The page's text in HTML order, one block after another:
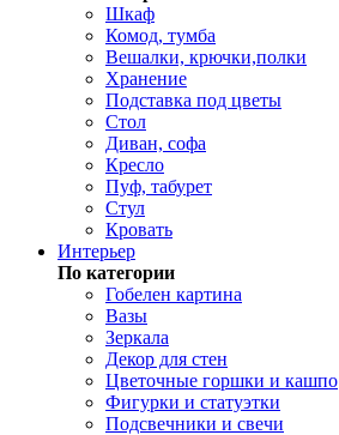
Шкаф
Комод, тумба
Вешалки, крючки,полки
Хранение
Подставка под цветы
Стол
Диван, софа
Кресло
Пуф, табурет
Стул
Кровать
Интерьер
По категории
Гобелен картина
Вазы
Зеркала
Декор для стен
Цветочные горшки и кашпо
Фигурки и статуэтки
Подсвечники и свечи